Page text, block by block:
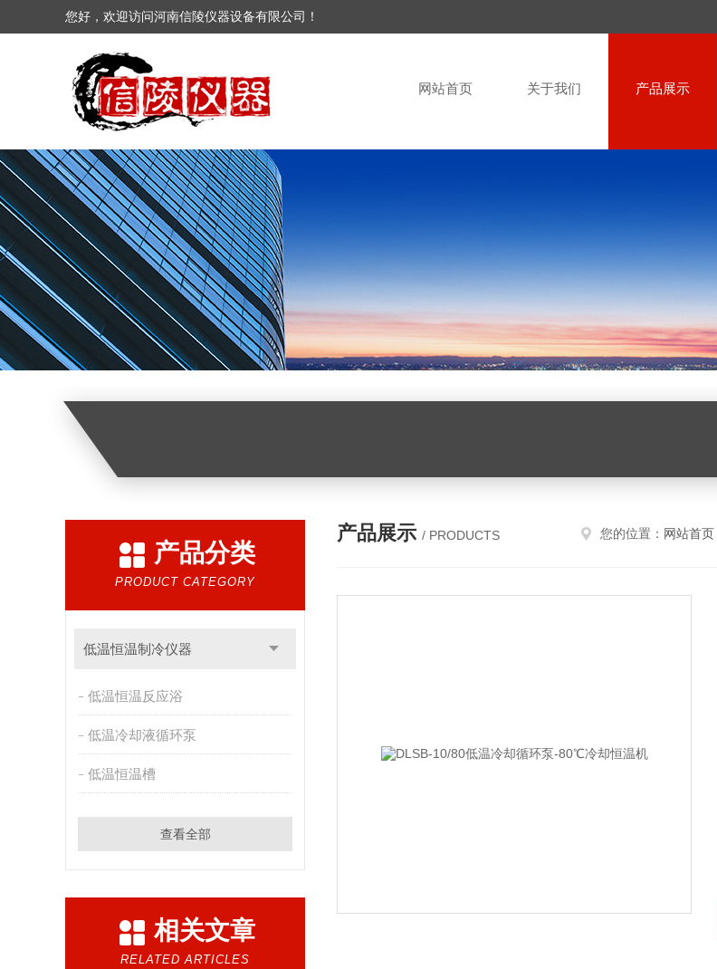
您好，欢迎访问河南信陵仪器设备有限公司！
网站首页 关于我们 产品展示
产品分类
PRODUCT CATEGORY
低温恒温制冷仪器
低温恒温反应浴
低温冷却液循环泵
低温恒温槽
查看全部
相关文章
RELATED ARTICLES
产品展示 / PRODUCTS 您的位置： 网站首页